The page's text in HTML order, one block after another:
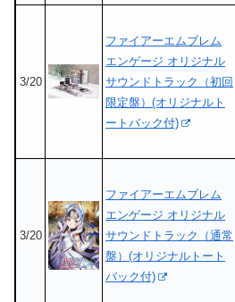
3/20
ファイアーエムブレム
エンゲージ オリジナル
サウンドトラック（初回
限定盤）(オリジナルト
ートバック付)
3/20
ファイアーエムブレム
エンゲージ オリジナル
サウンドトラック（通常
盤）(オリジナルトート
バック付)